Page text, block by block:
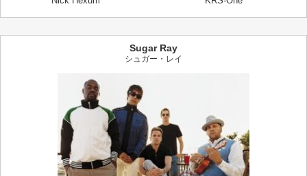
Sugar Ray
シュガー・レイ